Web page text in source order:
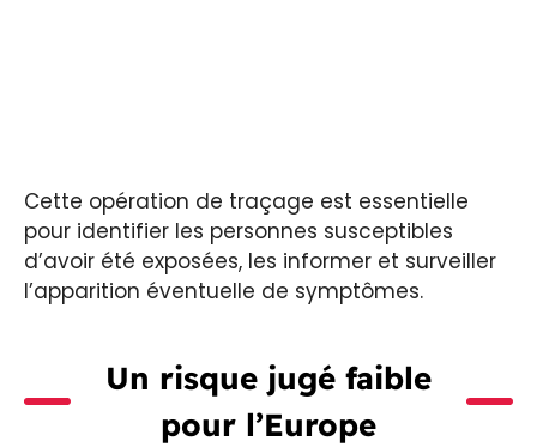
Cette opération de traçage est essentielle
pour identifier les personnes susceptibles
d’avoir été exposées, les informer et surveiller
l’apparition éventuelle de symptômes.
Un risque jugé faible
pour l’Europe